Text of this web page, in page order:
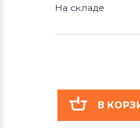
На складе